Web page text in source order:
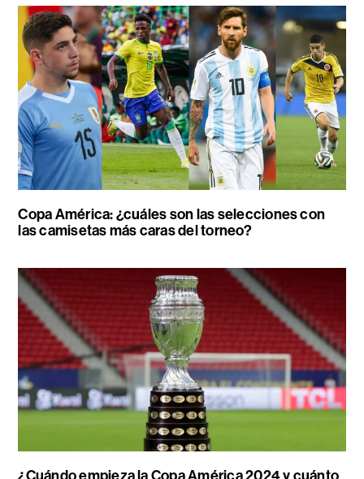
Copa América: ¿cuáles son las selecciones con
las camisetas más caras del torneo?